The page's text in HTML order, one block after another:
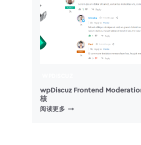
wpDiscuz Frontend
核
阅读更多 WPDISCUZ